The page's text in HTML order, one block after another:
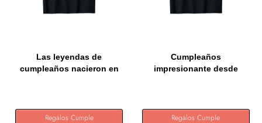
Las leyendas de
cumpleaños nacieron en
Regalos Cumple
Cumpleaños
impresionante desde
Regalos Cumple